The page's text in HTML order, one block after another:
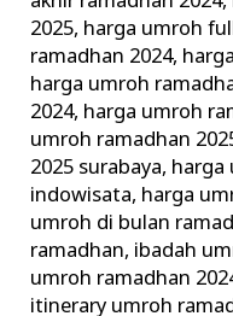
2025, harga umroh
ramadhan 2024,
harga umroh
2024, harga umroh
umroh ramadhan
2025 surabaya, harga
indowisata, harga
umroh di bulan
ramadhan, ibadah
umroh ramadhan
itinerary umroh